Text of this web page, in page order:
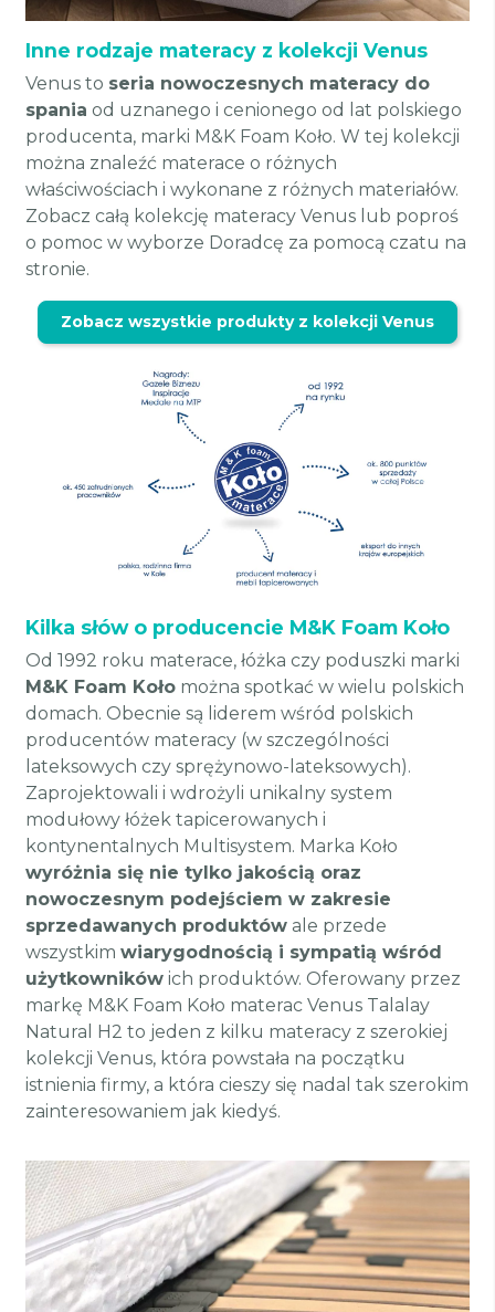
Inne rodzaje materacy z kolekcji Venus
Venus to seria nowoczesnych materacy do
spania od uznanego i cenionego od lat polskiego
producenta, marki M&K Foam Koło. W tej kolekcji
można znaleźć materace o różnych
właściwościach i wykonane z różnych materiałów.
Zobacz całą kolekcję materacy Venus lub poproś
o pomoc w wyborze Doradcę za pomocą czatu na
stronie.
Zobacz wszystkie produkty z kolekcji Venus
Kilka słów o producencie M&K Foam Koło
Od 1992 roku materace, łóżka czy poduszki marki
M&K Foam Koło można spotkać w wielu polskich
domach. Obecnie są liderem wśród polskich
producentów materacy (w szczególności
lateksowych czy sprężynowo-lateksowych).
Zaprojektowali i wdrożyli unikalny system
modułowy łóżek tapicerowanych i
kontynentalnych Multisystem. Marka Koło
wyróżnia się nie tylko jakością oraz
nowoczesnym podejściem w zakresie
sprzedawanych produktów ale przede
wszystkim wiarygodnością i sympatią wśród
użytkowników ich produktów. Oferowany przez
markę M&K Foam Koło materac Venus Talalay
Natural H2 to jeden z kilku materacy z szerokiej
kolekcji Venus, która powstała na początku
istnienia firmy, a która cieszy się nadal tak szerokim
zainteresowaniem jak kiedyś.